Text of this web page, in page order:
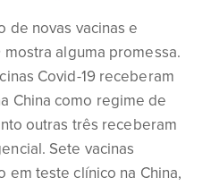
de novas vacinas e
alguma promessa.
Covid-19 receberam
China como regime de
outras três receberam
Sete vacinas
em teste clínico na China,